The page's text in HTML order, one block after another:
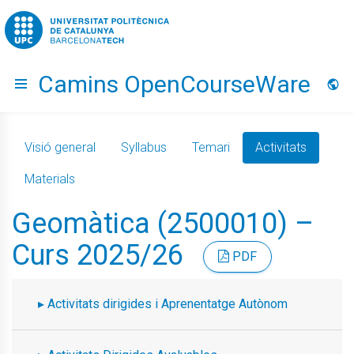
Go to upc.edu
Hide menu
Camins OpenCourseWare
Visió general Syllabus Temari Activitats
Materials
Geomàtica (2500010) –
Curs 2025/26
PDF
Activitats dirigides i Aprenentatge Autònom